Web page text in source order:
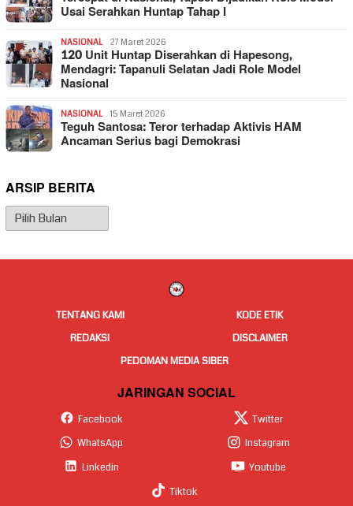
Usai Serahkan Huntap Tahap I
NASIONAL 27 Maret 2026
120 Unit Huntap Diserahkan di Hapesong,
Mendagri: Tapanuli Selatan Jadi Role Model
Nasional
NASIONAL 15 Maret 2026
Teguh Santosa: Teror terhadap Aktivis HAM
Ancaman Serius bagi Demokrasi
ARSIP BERITA
Arsip
Berita
TENTANG KAMI
KODE ETIK
REDAKSI
DISCLAIMER
PEDOMAN MEDIA SIBER
JARINGAN SOCIAL
Facebook
Twitter
WhatsApp
Instagram
Linkedin
Youtube
Tiktok